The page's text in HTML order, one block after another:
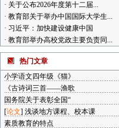
· 关于公布2026年度第十二届...
· 教育部关于举办中国国际大学生...
· 习近平：加快建设健康中国
· 教育部举办高校党政主要负责同...
热门文章
小学语文四年级《猫》
《古诗词三首——渔歌
国务院关于表彰全国“
[论文] 浅谈地方课程、校本课
素质教育的特点